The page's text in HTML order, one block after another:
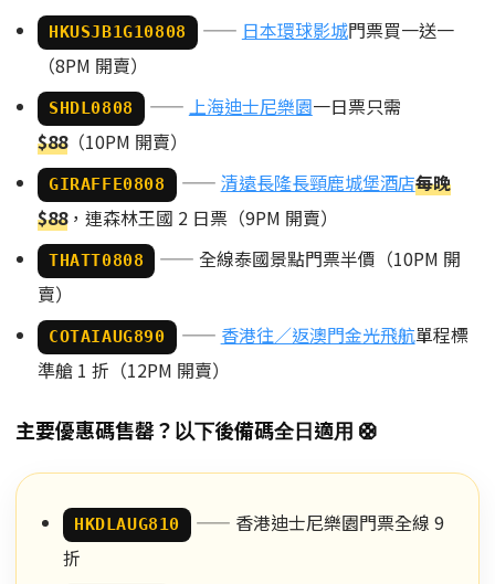
HKUSJB1G10808 —— 日本環球影城門票買一送一
（8PM 開賣）
SHDL0808 —— 上海迪士尼樂園一日票只需
$88（10PM 開賣）
GIRAFFE0808 —— 清遠長隆長頸鹿城堡酒店每晚
$88，連森林王國 2 日票（9PM 開賣）
THATT0808
—— 全線泰國景點門票半價（10PM 開
賣）
COTAIAUG890 —— 香港往／返澳門金光飛航單程標
準艙 1 折（12PM 開賣）
主要優惠碼售罄？以下後備碼全日適用 🛟
HKDLAUG810
—— 香港迪士尼樂園門票全線 9
折